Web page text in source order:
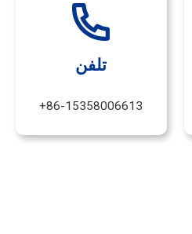
تلفن
‎+86-15358006613‎